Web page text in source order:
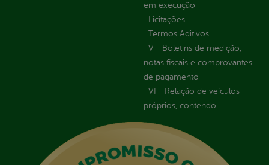
em execução
Licitações
Termos Aditivos
V - Boletins de medição,
notas fiscais e comprovantes
de pagamento
VI - Relação de veículos
próprios, contendo